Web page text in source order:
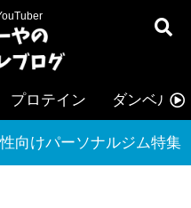
プロテイン ダンベル
向けパーソナルジム特集